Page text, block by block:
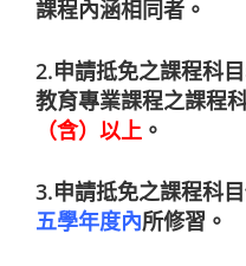
課程內涵相同者。
2.申請抵免之課程科
教育專業課程之課程
（含）以上 。
3.申請抵免之課程科
五學年度內所修習。